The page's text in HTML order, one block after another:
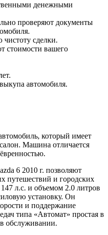
денежными
проверяют документы
сделки.
стоимости вашего
автомобиля.
который имеет
Машина отличается
6 2010 г. позволяют
путешествий и городских
л.с. и объемом 2.0 литров
установку. Он
и поддержание
типа «Автомат» простая в
обслуживании.